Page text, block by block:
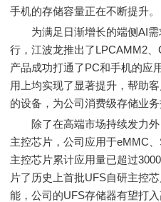
手机的存储容量正在不断提升。
为满足日渐增长的端侧AI需
行，江波龙推出了LPCAMM2
产品成功打通了PC和手机的应
用上均实现了显著提升，帮助
的设备，为公司消费级存储业
除了在高端市场持续发力外
主控芯片，公司应用于eMMC
主控芯片累计应用量已超过
片了历史上首批UFS自研主控
能，公司的UFS存储器有望打